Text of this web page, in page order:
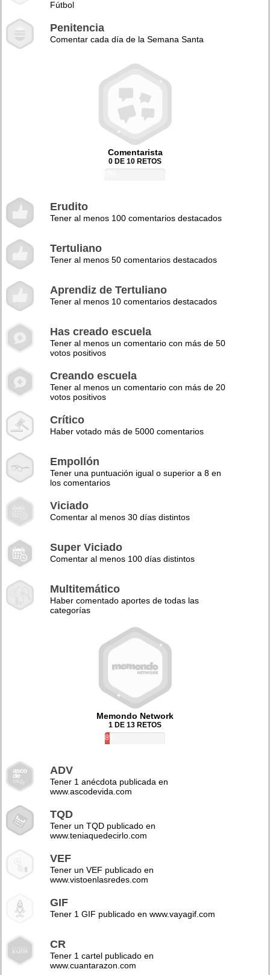
Fútbol
Penitencia
Comentar cada día de la Semana Santa
Comentarista
0 DE 10 RETOS
Erudito
Tener al menos 100 comentarios destacados
Tertuliano
Tener al menos 50 comentarios destacados
Aprendiz de Tertuliano
Tener al menos 10 comentarios destacados
Has creado escuela
Tener al menos un comentario con más de 50
votos positivos
Creando escuela
Tener al menos un comentario con más de 20
votos positivos
Crítico
Haber votado más de 5000 comentarios
Empollón
Tener una puntuación igual o superior a 8 en
los comentarios
Viciado
Comentar al menos 30 días distintos
Super Viciado
Comentar al menos 100 días distintos
Multitemático
Haber comentado aportes de todas las
categorías
Memondo Network
1 DE 13 RETOS
8%
ADV
Tener 1 anécdota publicada en
www.ascodevida.com
TQD
Tener un TQD publicado en
www.teniaquedecirlo.com
VEF
Tener un VEF publicado en
www.vistoenlasredes.com
GIF
Tener 1 GIF publicado en www.vayagif.com
CR
Tener 1 cartel publicado en
www.cuantarazon.com